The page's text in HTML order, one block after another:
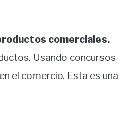
comerciales.
Usando concursos
el comercio. Esta es una